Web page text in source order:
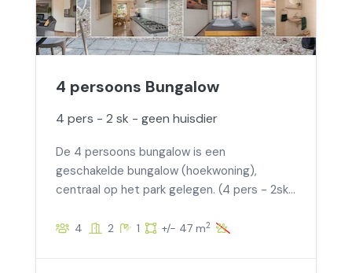
4 persoons Bungalow
4 pers - 2 sk - geen huisdier
De 4 persoons bungalow is een
geschakelde bungalow (hoekwoning),
centraal op het park gelegen. (4 pers - 2sk
4 2 1 +/- 47 m2